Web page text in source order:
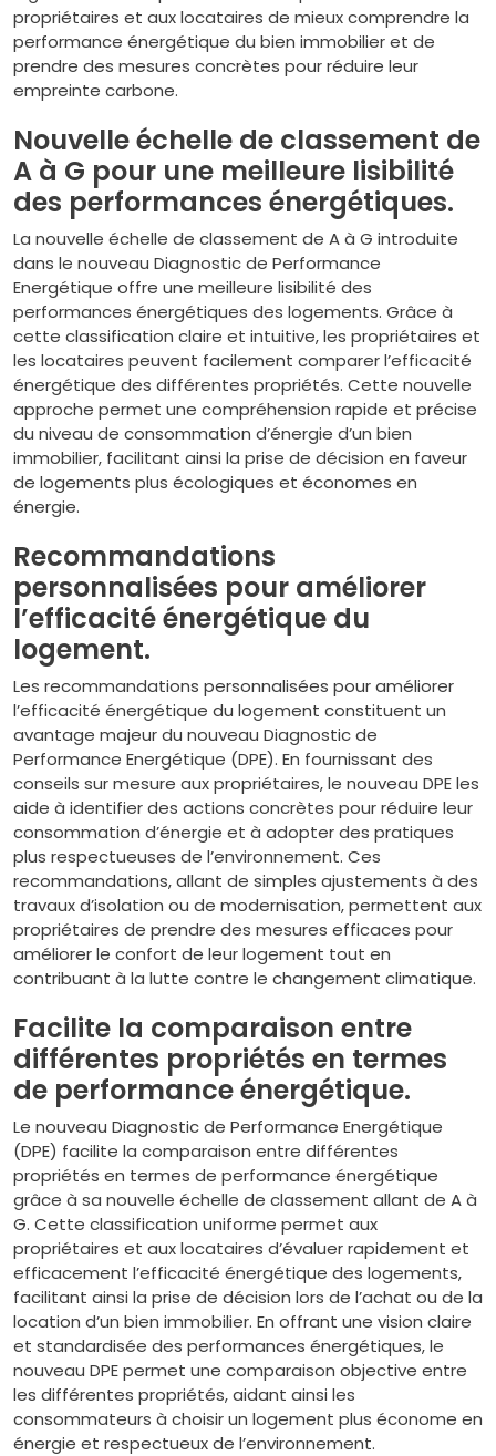
propriétaires et aux locataires de mieux comprendre la
performance énergétique du bien immobilier et de
prendre des mesures concrètes pour réduire leur
empreinte carbone.
Nouvelle échelle de classement de
A à G pour une meilleure lisibilité
des performances énergétiques.
La nouvelle échelle de classement de A à G introduite
dans le nouveau Diagnostic de Performance
Energétique offre une meilleure lisibilité des
performances énergétiques des logements. Grâce à
cette classification claire et intuitive, les propriétaires et
les locataires peuvent facilement comparer l’efficacité
énergétique des différentes propriétés. Cette nouvelle
approche permet une compréhension rapide et précise
du niveau de consommation d’énergie d’un bien
immobilier, facilitant ainsi la prise de décision en faveur
de logements plus écologiques et économes en
énergie.
Recommandations
personnalisées pour améliorer
l’efficacité énergétique du
logement.
Les recommandations personnalisées pour améliorer
l’efficacité énergétique du logement constituent un
avantage majeur du nouveau Diagnostic de
Performance Energétique (DPE). En fournissant des
conseils sur mesure aux propriétaires, le nouveau DPE les
aide à identifier des actions concrètes pour réduire leur
consommation d’énergie et à adopter des pratiques
plus respectueuses de l’environnement. Ces
recommandations, allant de simples ajustements à des
travaux d’isolation ou de modernisation, permettent aux
propriétaires de prendre des mesures efficaces pour
améliorer le confort de leur logement tout en
contribuant à la lutte contre le changement climatique.
Facilite la comparaison entre
différentes propriétés en termes
de performance énergétique.
Le nouveau Diagnostic de Performance Energétique
(DPE) facilite la comparaison entre différentes
propriétés en termes de performance énergétique
grâce à sa nouvelle échelle de classement allant de A à
G. Cette classification uniforme permet aux
propriétaires et aux locataires d’évaluer rapidement et
efficacement l’efficacité énergétique des logements,
facilitant ainsi la prise de décision lors de l’achat ou de la
location d’un bien immobilier. En offrant une vision claire
et standardisée des performances énergétiques, le
nouveau DPE permet une comparaison objective entre
les différentes propriétés, aidant ainsi les
consommateurs à choisir un logement plus économe en
énergie et respectueux de l’environnement.